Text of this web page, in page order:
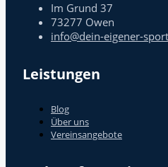
Im Grund 37
73277 Owen
info@dein-eigener-
Leistungen
Blog
Über uns
Vereinsangebote